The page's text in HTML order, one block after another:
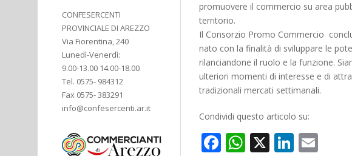
promuovere il commercio su area
territorio.
Il Consorzio Promo Commercio 
nato con la finalità di sviluppare le
rilanciandone il ruolo e la funzione.
ulteriori momenti di interesse e di
tradizionali mercati settimanali.
Condividi questo articolo su:
Facebook
WhatsApp
X
CONFESERCENTI
PROVINCIALE DI AREZZO
Via Fiorentina, 240
Lunedì-Venerdì:
9.00-13.00 14.00-18.00
Tel. 0575- 984312
Fax 0575- 383291
info@confesercenti.ar.it